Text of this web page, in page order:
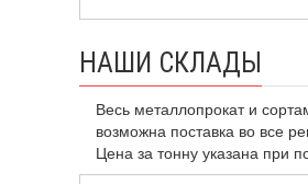
НАШИ СКЛАДЫ
Весь металлопрокат и
возможна поставка во все
Цена за тонну указана при